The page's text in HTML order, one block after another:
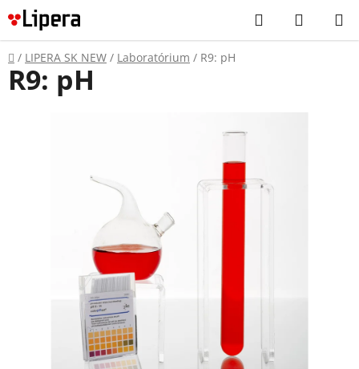
Prejsť
na
obsah
Hľadať
KOŠÍK
Domov
/ LIPERA SK NEW / Laboratórium / R9: pH
R9: pH